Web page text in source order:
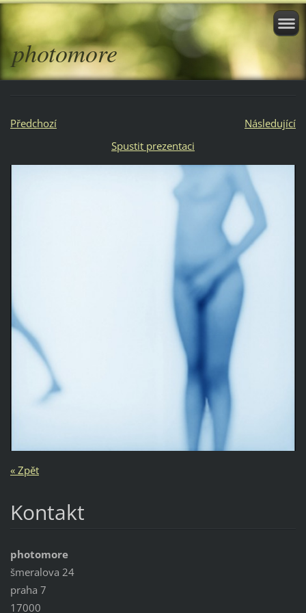
photomore
Předchozí
Následující
Spustit prezentaci
« Zpět
Kontakt
photomore
šmeralova 24
praha 7
17000